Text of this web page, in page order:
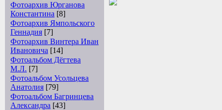
Фотоархив Юрганова
Константина [8]
Фотоархив Ямпольского
Геннадия [7]
Фотоархив Винтера Иван
Ивановича [14]
Фотоальбом Дёгтева
М.Л. [7]
Фотоальбом Усольцева
Анатолия [79]
Фотоальбом Багринцева
Александра [43]